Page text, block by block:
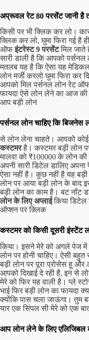
अप्रूवल रेट 80 परसेंट जानी है
किसी पर भी क्लिक कर लो।
क्लिक कर लो, घुमा फिरा गई है
ऑफइंटरेस्ट 9 परसेंटमिल जाते
सारी डाली है कि आपको
मतलब यह है कि ऐसा यह मेडिकल
लोन मर्जी करलो घुमा फिरा
आपको मिल पर्सनल लोन रेट ऑफ
फायदा ऐसे लोन लेने का आज की
आप बड़ी लोन
पर्सनल लोन चाहिए कि
से लोन लेना चाहते। आपको कोई
कस्टमरहै। कस्टमर बड़ी लोन
मालवा को ₹100000 के लोन
अपनी सारी डिटेल डालिए अपना
ऐसा नहीं है। कुछ नहीं है यह
लोन पर आया बड़ी लोन के बाद
बड़ी लोन का काम है। बट नॉट
लोन के लिए अप्लाईकिया डिटेल
ऑप्शन पर क्लिक
कस्टमर को किसी दूसरी इंस्टेंट
किया। इसने मेरे को अगले पेज में
लोन पर होनी चाहिए। ऐसी
बड़ी लोन पर पूरा प्रोसेस हू
आपको दिखाई दे रही है, इन से
मेरे को फिर यह वाली है। प्ले
भाई फिर बड़ी लोन का फायदा
क्योंकि पास चला जाऊंगा। तुम
यार एक सिंपल सी मेरे को एक
आप लोन लेने के लिए एलिजिबल